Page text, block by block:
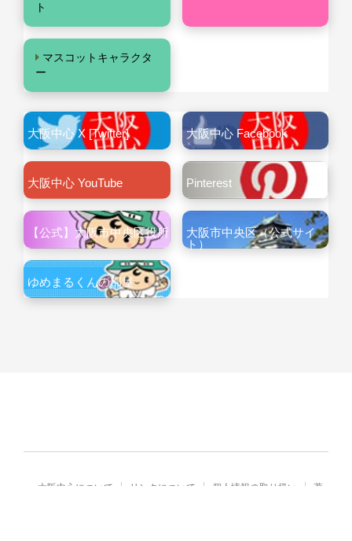
ト
マスコットキャラクタ
ー
大阪中心 X [Twitter] 大阪中心 Facebook
大阪中心 YouTube Pinterest
【公式】大阪市中央区役所
大阪市中央区（公式サイ
ト）
ゆめまるくんの部屋
大阪中心について リンクについて 個人情報の取り扱い
著